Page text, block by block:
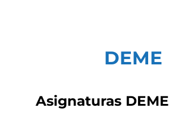
DEME
Asignaturas DEME